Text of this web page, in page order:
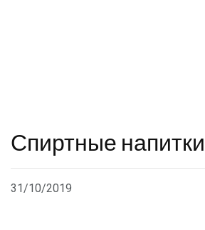
Спиртные
31/10/2019